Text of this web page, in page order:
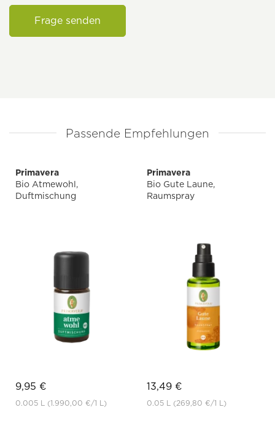
Frage senden
Passende Empfehlungen
Primavera
Bio Atmewohl,
Duftmischung
9,95 €
0.005 L (1.990,00 €/1 L)
Primavera
Bio Gute Laune,
Raumspray
13,49 €
0.05 L (269,80 €/1 L)